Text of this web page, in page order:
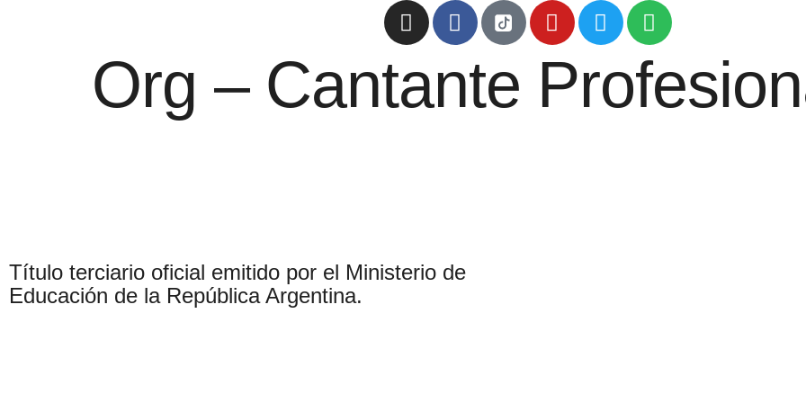
Org – Cantante
Título terciario oficial emitido por el Ministerio de
Educación de la República Argentina.